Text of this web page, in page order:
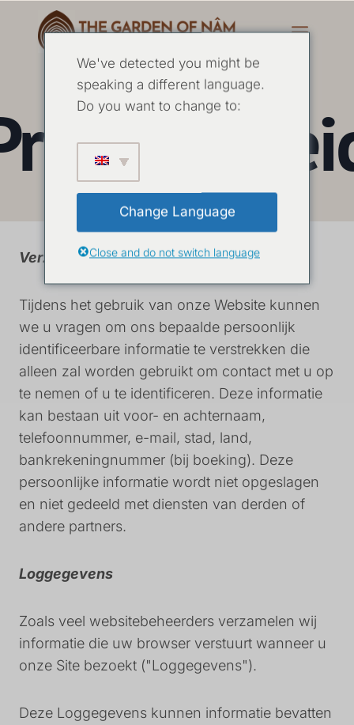
Verzamelen en gebruiken van informatie
Tijdens het gebruik van onze Website kunnen
we u vragen om ons bepaalde persoonlijk
identificeerbare informatie te verstrekken die
alleen zal worden gebruikt om contact met u op
te nemen of u te identificeren. Deze informatie
kan bestaan uit voor- en achternaam,
telefoonnummer, e-mail, stad, land,
bankrekeningnummer (bij boeking). Deze
persoonlijke informatie wordt niet opgeslagen
en niet gedeeld met diensten van derden of
andere partners.
Loggegevens
Zoals veel websitebeheerders verzamelen wij
informatie die uw browser verstuurt wanneer u
onze Site bezoekt ("Loggegevens").
Deze Loggegevens kunnen informatie bevatten
We've detected you might be
speaking a different language.
Do you want to change to:
Change Language
Close and do not switch language